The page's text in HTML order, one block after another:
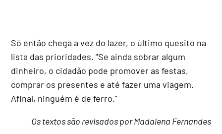
Só então chega a vez do lazer, o último quesito na
lista das prioridades. "Se ainda sobrar algum
dinheiro, o cidadão pode promover as festas,
comprar os presentes e até fazer uma viagem.
Afinal, ninguém é de ferro."
Os textos são revisados por Madalena Fernandes